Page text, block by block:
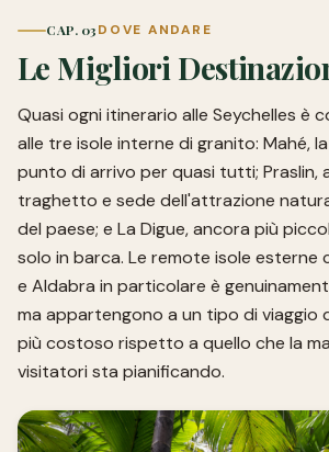
CAP. 03DOVE ANDARE
Le Migliori
Quasi ogni itinerario alle Seychelles è
alle tre isole interne di granito: Mahé, la
punto di arrivo per quasi tutti; Praslin,
traghetto e sede dell'attrazione
del paese; e La Digue, ancora più
solo in barca. Le remote isole esterne
e Aldabra in particolare è
ma appartengono a un tipo di viaggio
più costoso rispetto a quello che la
visitatori sta pianificando.